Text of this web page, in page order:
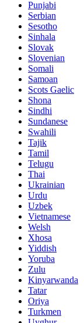
Punjabi
Serbian
Sesotho
Sinhala
Slovak
Slovenian
Somali
Samoan
Scots Gaelic
Shona
Sindhi
Sundanese
Swahili
Tajik
Tamil
Telugu
Thai
Ukrainian
Urdu
Uzbek
Vietnamese
Welsh
Xhosa
Yiddish
Yoruba
Zulu
Kinyarwanda
Tatar
Oriya
Turkmen